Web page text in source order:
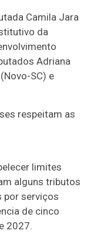
Camila Jara
da
Adriana
SC) e
respeitam as
limites
alguns tributos
por serviços
de cinco
2027.